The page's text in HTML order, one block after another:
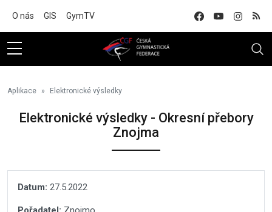
O nás GIS GymTV
Aplikace Elektronické výsledky
Elektronické výsledky - Okresní přebory
Znojma
Datum: 27.5.2022